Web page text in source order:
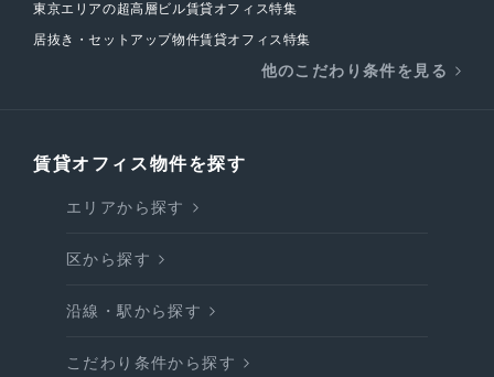
東京エリアの超高層ビル賃貸オフィス特集
居抜き・セットアップ物件賃貸オフィス特集
他のこだわり条件を見る
賃貸オフィス物件を探す
エリアから探す
区から探す
沿線・駅から探す
こだわり条件から探す